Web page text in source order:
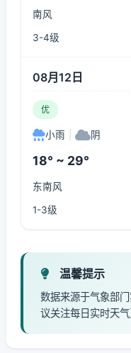
南风
3-4级
08月12日
优
小雨 阴
18° ~ 29°
东南风
1-3级
温馨提示
数据来源于气象部
议关注每日实时天气